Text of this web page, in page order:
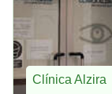
Clínica Alzira